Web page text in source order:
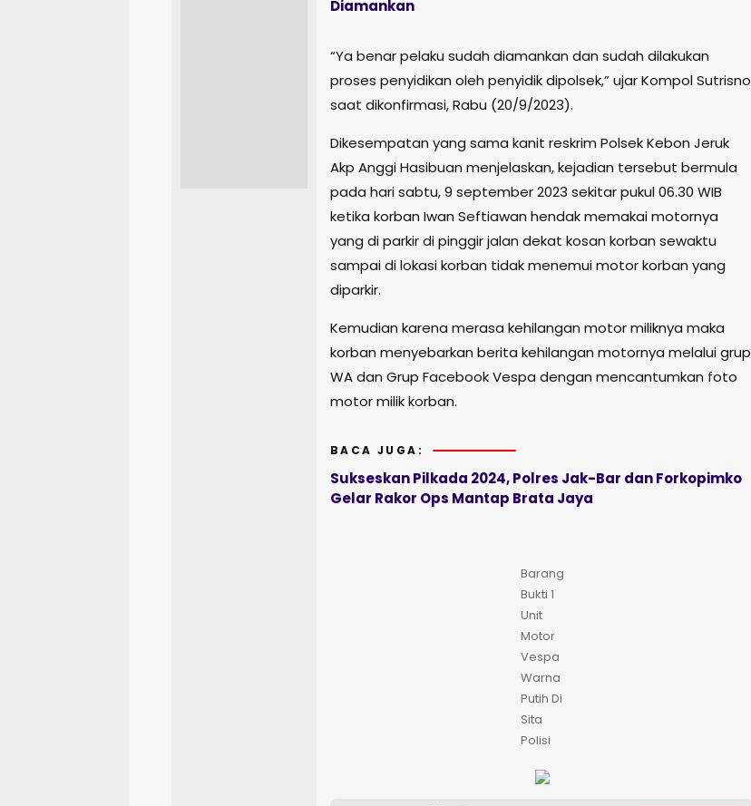
Diamankan
“Ya benar pelaku sudah diamankan dan sudah dilakukan
proses penyidikan oleh penyidik dipolsek,” ujar Kompol Sutrisno
saat dikonfirmasi, Rabu (20/9/2023).
Dikesempatan yang sama kanit reskrim Polsek Kebon Jeruk
Akp Anggi Hasibuan menjelaskan, kejadian tersebut bermula
pada hari sabtu, 9 september 2023 sekitar pukul 06.30 WIB
ketika korban Iwan Seftiawan hendak memakai motornya
yang di parkir di pinggir jalan dekat kosan korban sewaktu
sampai di lokasi korban tidak menemui motor korban yang
diparkir.
Kemudian karena merasa kehilangan motor miliknya maka
korban menyebarkan berita kehilangan motornya melalui grup
WA dan Grup Facebook Vespa dengan mencantumkan foto
motor milik korban.
BACA JUGA:
Sukseskan Pilkada 2024, Polres Jak-Bar dan Forkopimko
Gelar Rakor Ops Mantap Brata Jaya
Barang
Bukti 1
Unit
Motor
Vespa
Warna
Putih Di
Sita
Polisi